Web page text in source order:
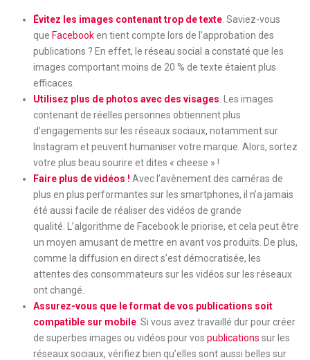
Évitez les images contenant trop de texte. Saviez-vous
que Facebooken tient compte lors de l’approbation des
publications ? En effet, le réseau social a constaté que les
images comportant moins de 20 % de texte étaient plus
efficaces.
Utilisez plus de photos avec des visages . Les images
contenant de réelles personnes obtiennent plus
d’engagements sur les réseaux sociaux, notamment sur
Instagram et peuvent humaniser votre marque. Alors, sortez
votre plus beau sourire et dites « cheese » !
Faire plus de vidéos ! Avec l’avènement des caméras de
plus en plus performantes sur les smartphones, il n’a jamais
été aussi facile de réaliser des vidéos de grande
qualité. L’algorithme de Facebook le priorise, et cela peut être
un moyen amusant de mettre en avant vos produits. De plus,
comme la diffusion en direct s’est démocratisée, les
attentes des consommateurs sur les vidéos sur les réseaux
ont changé.
Assurez-vous que le format de vos publications soit
compatible sur mobile. Si vous avez travaillé dur pour créer
de superbes images ou vidéos pour vos publications sur les
réseaux sociaux, vérifiez bien qu’elles sont aussi belles sur